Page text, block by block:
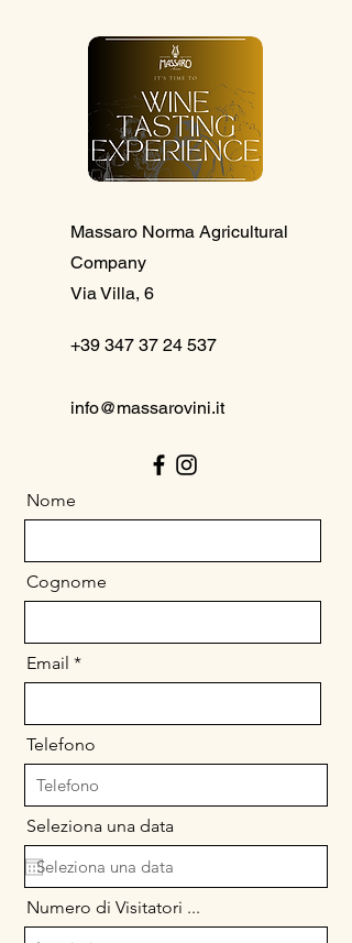
Massaro Norma Agricultural
Company
Via Villa, 6
+39 347 37 24 537
info@massarovini.it
Nome
Cognome
Email
Telefono
Seleziona una data
Numero di Visitatori ...